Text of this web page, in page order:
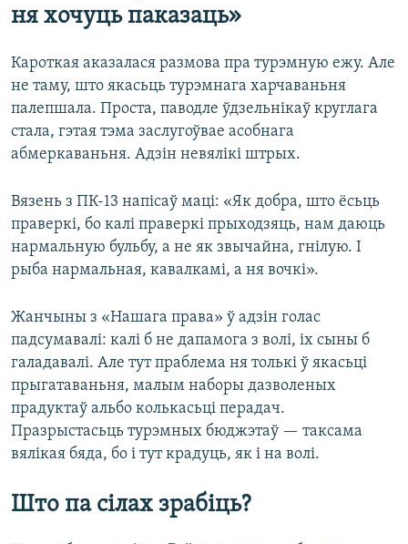
ня хочуць паказаць»
Кароткая аказалася размова пра турэмную ежу. Але
не таму, што якасьць турэмнага харчаваньня
палепшала. Проста, паводле ўдзельнікаў круглага
стала, гэтая тэма заслугоўвае асобнага
абмеркаваньня. Адзін невялікі штрых.
Вязень з ПК-13 напісаў маці: «Як добра, што ёсьць
праверкі, бо калі праверкі прыходзяць, нам даюць
нармальную бульбу, а не як звычайна, гнілую. І
рыба нармальная, кавалкамі, а ня вочкі».
Жанчыны з «Нашага права» ў адзін голас
падсумавалі: калі б не дапамога з волі, іх сыны б
галадавалі. Але тут праблема ня толькі ў якасьці
прыгатаваньня, малым наборы дазволеных
прадуктаў альбо колькасьці перадач.
Празрыстасьць турэмных бюджэтаў — таксама
вялікая бяда, бо і тут крадуць, як і на волі.
Што па сілах зрабіць?